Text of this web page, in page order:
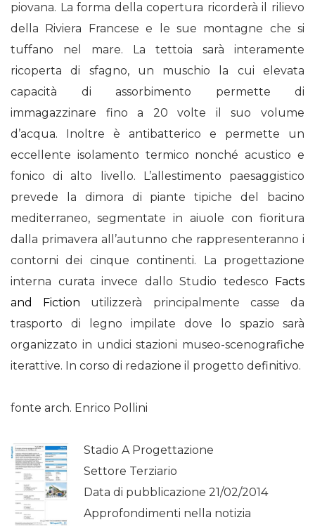
piovana. La forma della copertura ricorderà il rilievo
della Riviera Francese e le sue montagne che si
tuffano nel mare. La tettoia sarà interamente
ricoperta di sfagno, un muschio la cui elevata
capacità di assorbimento permette di
immagazzinare fino a 20 volte il suo volume
d’acqua. Inoltre è antibatterico e permette un
eccellente isolamento termico nonché acustico e
fonico di alto livello. L’allestimento paesaggistico
prevede la dimora di piante tipiche del bacino
mediterraneo, segmentate in aiuole con fioritura
dalla primavera all’autunno che rappresenteranno i
contorni dei cinque continenti. La progettazione
interna curata invece dallo Studio tedesco Facts
and Fiction utilizzerà principalmente casse da
trasporto di legno impilate dove lo spazio sarà
organizzato in undici stazioni museo-scenografiche
iterattive. In corso di redazione il progetto definitivo.
fonte arch. Enrico Pollini
Stadio A Progettazione
Settore Terziario
Data di pubblicazione 21/02/2014
Approfondimenti nella notizia